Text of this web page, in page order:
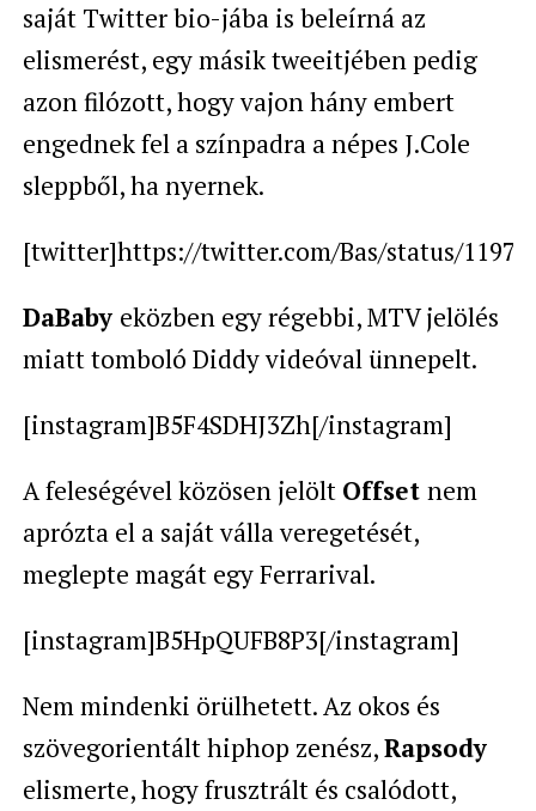
saját Twitter bio-jába is beleírná az
elismerést, egy másik tweeitjében pedig
azon filózott, hogy vajon hány embert
engednek fel a színpadra a népes J.Cole
sleppből, ha nyernek.
[twitter]https://twitter.com/Bas/status/
DaBaby eközben egy régebbi, MTV jelölés
miatt tomboló Diddy videóval ünnepelt.
[instagram]B5F4SDHJ3Zh[/instagram]
A feleségével közösen jelölt Offset nem
aprózta el a saját válla veregetését,
meglepte magát egy Ferrarival.
[instagram]B5HpQUFB8P3[/instagram]
Nem mindenki örülhetett. Az okos és
szövegorientált hiphop zenész,Rapsody
elismerte, hogy frusztrált és csalódott,